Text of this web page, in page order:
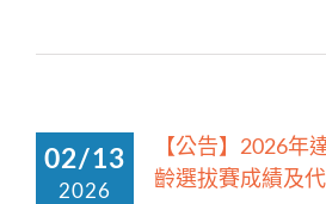
02/13
2026
【公告】2026年
齡選拔賽成績及